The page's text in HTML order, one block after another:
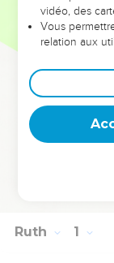
généalogie finale
grand-père du roi
1.15). Le
que l’Eternel, le
placent leur
Ruth 1
vidéo, des
Vous
relation aux